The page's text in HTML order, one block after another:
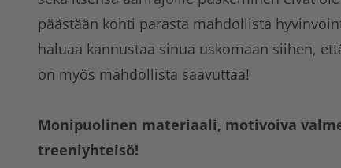
päästään kohti parasta mahdollista
haluaa kannustaa sinua uskomaan siihen,
on myös mahdollista saavuttaa!
Monipuolinen materiaali, motivoiva
treeniyhteisö!